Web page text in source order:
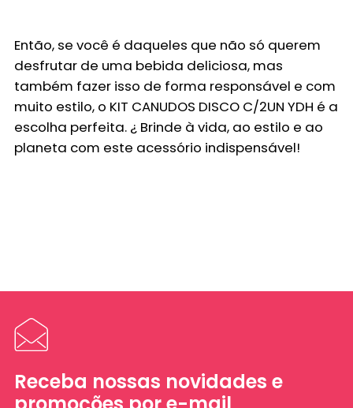
Então, se você é daqueles que não só querem
desfrutar de uma bebida deliciosa, mas
também fazer isso de forma responsável e com
muito estilo, o KIT CANUDOS DISCO C/2UN YDH é a
escolha perfeita. ¿ Brinde à vida, ao estilo e ao
planeta com este acessório indispensável!
Receba nossas novidades e